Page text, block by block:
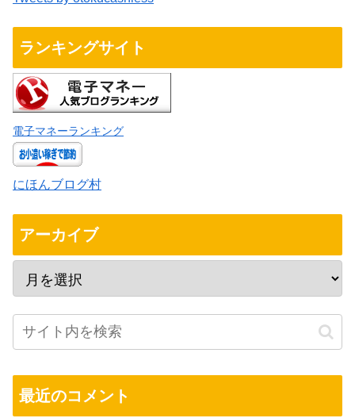
ランキングサイト
電子マネーランキング
にほんブログ村
アーカイブ
最近のコメント